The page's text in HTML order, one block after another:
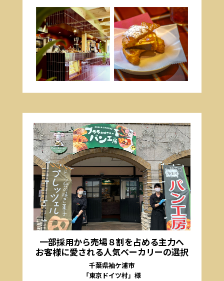
一部採用から売場８割を占める主力へ
お客様に愛される人気ベーカリーの選択
千葉県袖ケ浦市
「東京ドイツ村」様